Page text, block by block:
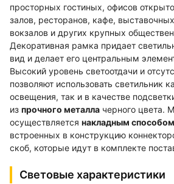
просторных гостиных, офисов
залов, ресторанов, кафе,
вокзалов и других крупных
Декоративная рамка придает
вид и делает его центральным
Высокий уровень светоотдачи и
позволяют использовать светильник
освещения, так и в качестве
из прочного металла черного цвета.
осуществляется накладным способом
встроенных в конструкцию
скоб, которые идут в комплекте
Световые характеристики